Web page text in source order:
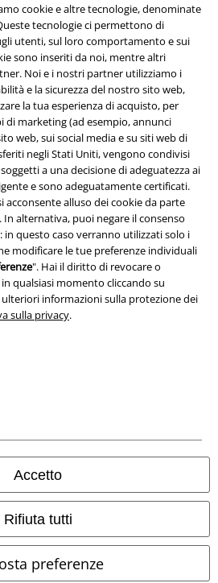
cookie e altre tecnologie, denominate
tecnologie ci permettono di
utenti, sul loro comportamento e sui
sono inseriti da noi, mentre altri
Noi e i nostri partner utilizziamo i
e la sicurezza del nostro sito web,
la tua esperienza di acquisto, per
di marketing (ad esempio, annunci
web, sui social media e su siti web di
negli Stati Uniti, vengono condivisi
a una decisione di adeguatezza ai
e sono adeguatamente certificati.
acconsente alluso dei cookie da parte
alternativa, puoi negare il consenso
in questo caso verranno utilizzati solo i
modificare le tue preferenze individuali
". Hai il diritto di revocare o
qualsiasi momento cliccando su
ulteriori informazioni sulla protezione dei
sulla privacy.
Accetto
Rifiuta tutti
preferenze
dell’ambiente
Spese ditrasporto escluse
Italia S.r.l.
mondo